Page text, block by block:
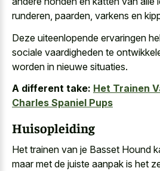
runderen, paarden, varkens en
Deze uiteenlopende ervaringen
sociale vaardigheden te
worden in nieuwe situaties.
A different take: Het Trainen
Charles Spaniel Pups
Huisopleiding
Het trainen van je Basset Hound
maar met de juiste aanpak is het